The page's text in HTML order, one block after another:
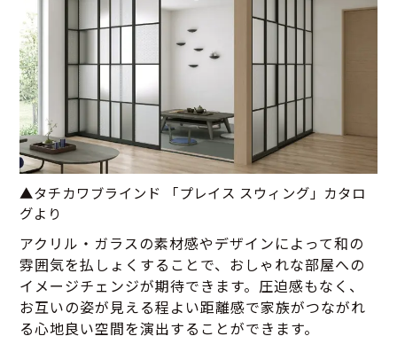
▲タチカワブラインド 「プレイス スウィング」カタロ
グより
アクリル・ガラスの素材感やデザインによって和の
雰囲気を払しょくすることで、おしゃれな部屋への
イメージチェンジが期待できます。圧迫感もなく、
お互いの姿が見える程よい距離感で家族がつながれ
る心地良い空間を演出することができます。